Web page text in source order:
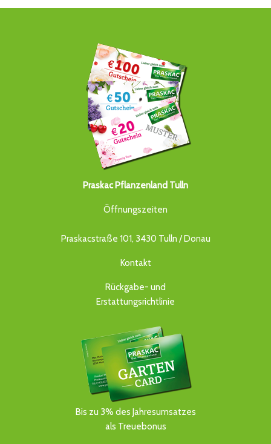
Praskac Pflanzenland Tulln
Öffnungszeiten
Praskacstraße 101, 3430 Tulln / Donau
Kontakt
Rückgabe- und
Erstattungsrichtlinie
Bis zu 3% des Jahresumsatzes
als Treuebonus